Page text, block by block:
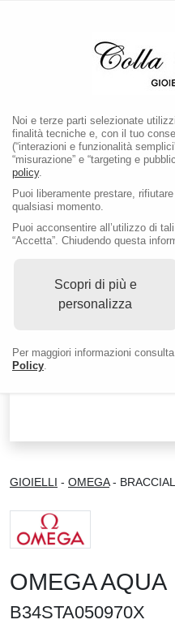
GIOIELLI - OMEGA-
OMEGA AQUA
B34STA050970X
Noi e terze parti selezionate
finalità tecniche e, con il tuo
(“interazioni e funzionalità
“misurazione” e “targeting e
policy.
Puoi liberamente prestare,
qualsiasi momento.
Puoi acconsentire all’utilizzo di
“Accetta”. Chiudendo questa
Scopri di più e
personalizza
Per maggiori informazioni
Policy.